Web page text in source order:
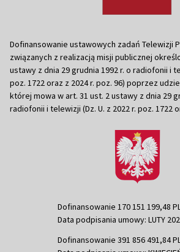
Dofinansowanie ustawowych zadań Telewizji
związanych z realizacją misji publicznej
ustawy z dnia 29 grudnia 1992 r. o radiofonii i
poz. 1722 oraz z 2024 r. poz. 96) poprzez
której mowa w art. 31 ust. 2 ustawy z dnia 29
radiofonii i telewizji (Dz. U. z 2022 r. poz. 1722
Dofinansowanie 170 151 199,48
Data podpisania umowy: LUTY
Dofinansowanie 391 856 491,84